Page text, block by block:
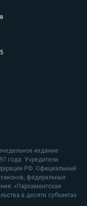
издание
года. Учредители
РФ. Официальный
федеральных
«Парламентская
в десяти субъектах